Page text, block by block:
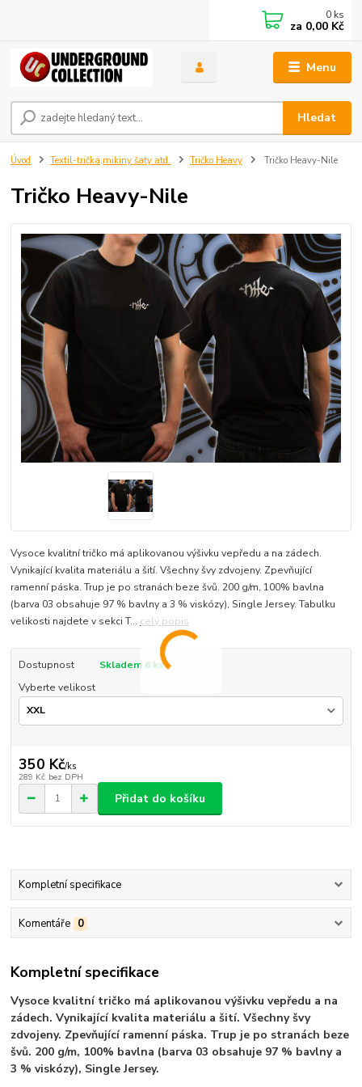
Menu
Hledat
0 ks
za 0,00 Kč
Úvod Textil-trička,mikiny šaty atd. Tričko Heavy Tričko Heavy-Nile
Tričko Heavy-Nile
Vysoce kvalitní tričko má aplikovanou výšivku vepředu a na zádech.
Vynikající kvalita materiálu a šití. Všechny švy zdvojeny. Zpevňující
ramenní páska. Trup je po stranách beze švů. 200 g/m, 100% bavlna
(barva 03 obsahuje 97 % bavlny a 3 % viskózy), Single Jersey. Tabulku
velikosti najdete v sekci T... celý popis
Dostupnost
Skladem 6 ks
Vyberte velikost
350 Kč/ks
289 Kč bez DPH
Přidat do košíku
Kompletní specifikace
Komentáře 0
Kompletní specifikace
Vysoce kvalitní tričko má aplikovanou výšivku vepředu a na
zádech. Vynikající kvalita materiálu a šití. Všechny švy
zdvojeny. Zpevňující ramenní páska. Trup je po stranách beze
švů. 200 g/m, 100% bavlna (barva 03 obsahuje 97 % bavlny a
3 % viskózy), Single Jersey.